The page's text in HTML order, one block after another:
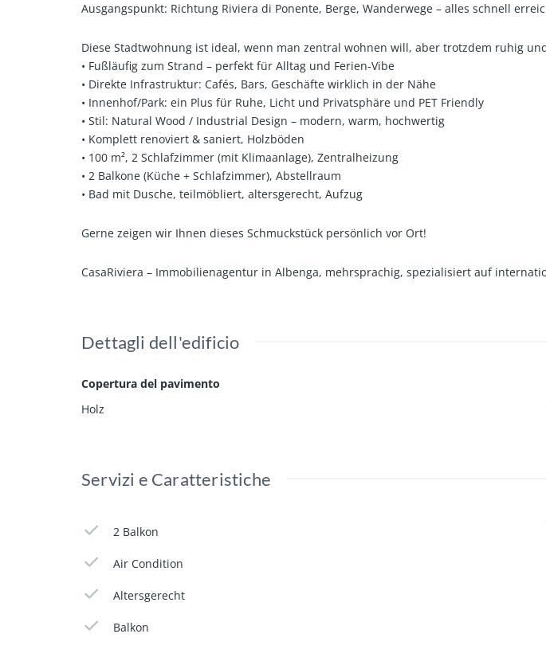
Ausgangspunkt: Richtung Riviera di Ponente, Berge, Wanderwege – alles schnell
Diese Stadtwohnung ist ideal, wenn man zentral wohnen will, aber trotzdem ruhig
• Fußläufig zum Strand – perfekt für Alltag und Ferien-Vibe
• Direkte Infrastruktur: Cafés, Bars, Geschäfte wirklich in der Nähe
• Innenhof/Park: ein Plus für Ruhe, Licht und Privatsphäre und PET Friendly
• Stil: Natural Wood / Industrial Design – modern, warm, hochwertig
• Komplett renoviert & saniert, Holzböden
• 100 m², 2 Schlafzimmer (mit Klimaanlage), Zentralheizung
• 2 Balkone (Küche + Schlafzimmer), Abstellraum
• Bad mit Dusche, teilmöbliert, altersgerecht, Aufzug
Gerne zeigen wir Ihnen dieses Schmuckstück persönlich vor Ort!
CasaRiviera – Immobilienagentur in Albenga, mehrsprachig, spezialisiert auf
Dettagli dell'edificio
Copertura del pavimento
Holz
Servizi e Caratteristiche
2 Balkon
Air Condition
Altersgerecht
Balkon